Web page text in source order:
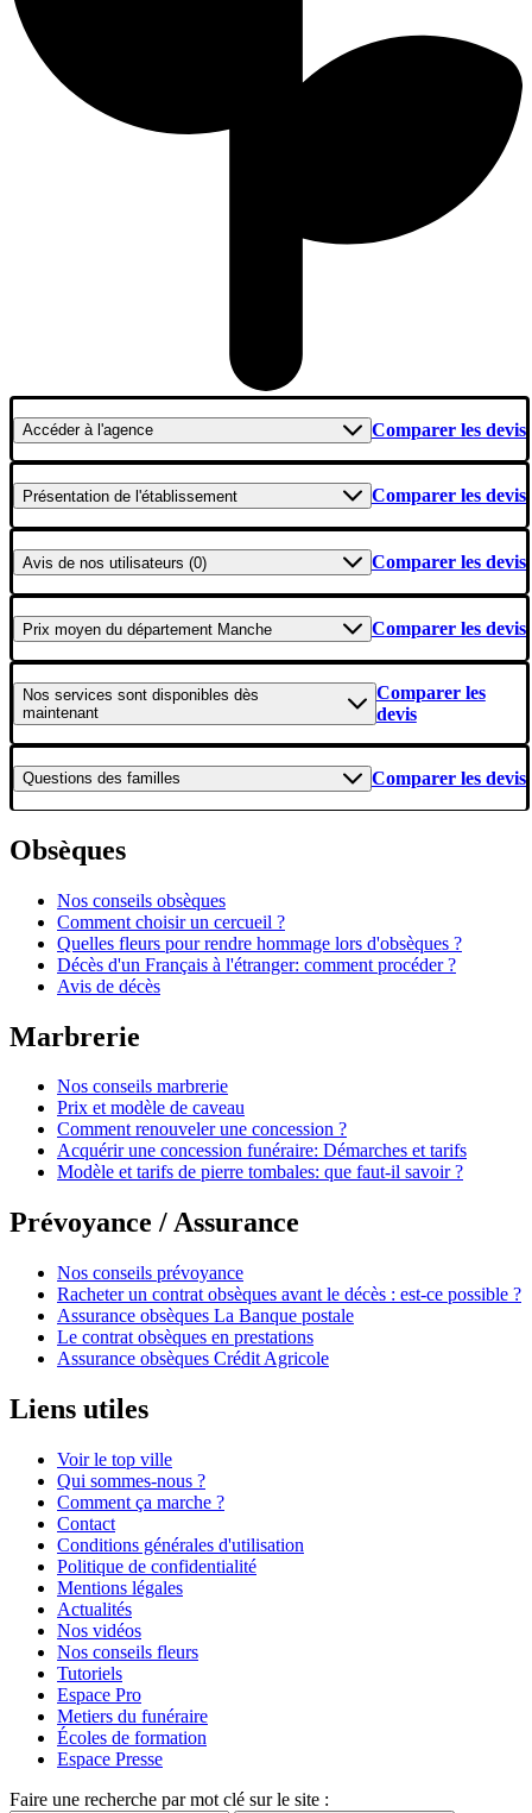
Accéderà l'agence Comparer les devis
Présentation de l'établissement Comparer les devis
Avis de nos utilisateurs (0) Comparer les devis
Prix moyen du département Manche Comparer les devis
Nos services sont disponibles dès
maintenant
Comparer les
devis
Questions des familles Comparer les devis
Obsèques
Nos conseils obsèques
Comment choisir un cercueil ?
Quelles fleurs pour rendre hommage lors d'obsèques ?
Décès d'un Français à l'étranger: comment procéder ?
Avis de décès
Marbrerie
Nos conseils marbrerie
Prix et modèle de caveau
Comment renouveler une concession ?
Acquérir une concession funéraire: Démarches et tarifs
Modèle et tarifs de pierre tombales: que faut-il savoir ?
Prévoyance / Assurance
Nos conseils prévoyance
Racheter un contrat obsèques avant le décès : est-ce possible ?
Assurance obsèques La Banque postale
Le contrat obsèques en prestations
Assurance obsèques Crédit Agricole
Liens utiles
Voir le top ville
Qui sommes-nous ?
Comment ça marche ?
Contact
Conditions générales d'utilisation
Politique de confidentialité
Mentions légales
Actualités
Nos vidéos
Nos conseils fleurs
Tutoriels
Espace Pro
Metiers du funéraire
Écoles de formation
Espace Presse
Faire une recherche par mot clé sur le site :